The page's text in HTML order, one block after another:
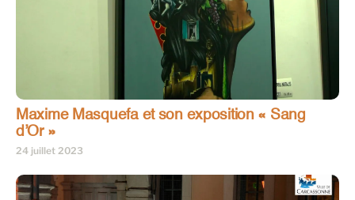
Maxime Masquefa et son exposition « Sang
d’Or »
24 juillet 2023